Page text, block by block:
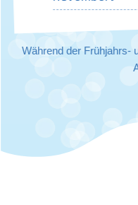
Während der Frühjahrs-